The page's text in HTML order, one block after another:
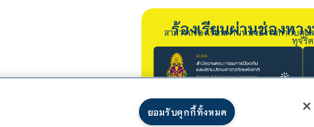
ร้องเรียนผ่านช่องทา
สามารถร้องเรียนผ่านหน่วยงานกำกับดู
ทุจริต
ยอมรับคุกกี้ทั้งหมด